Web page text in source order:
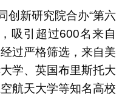
创新研究院合办“第六
吸引超过600名来自
过严格筛选，来自美
学、英国布里斯托大
航天大学等知名高校